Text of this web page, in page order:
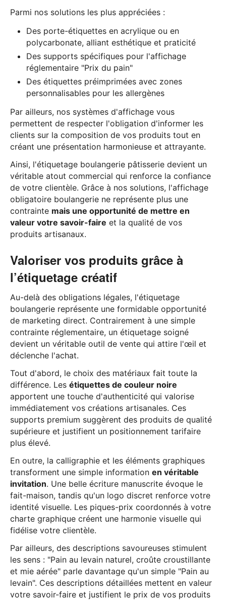
Parmi nos solutions les plus appréciées :
Des porte-étiquettes en acrylique ou en
polycarbonate, alliant esthétique et praticité
Des supports spécifiques pour l'affichage
réglementaire "Prix du pain"
Des étiquettes préimprimées avec zones
personnalisables pour les allergènes
Par ailleurs, nos systèmes d'affichage vous
permettent de respecter l'obligation d'informer les
clients sur la composition de vos produits tout en
créant une présentation harmonieuse et attrayante.
Ainsi, l'étiquetage boulangerie pâtisserie devient un
véritable atout commercial qui renforce la confiance
de votre clientèle. Grâce à nos solutions, l'affichage
obligatoire boulangerie ne représente plus une
contrainte mais une opportunité de mettre en
valeur votre savoir-faire et la qualité de vos
produits artisanaux.
Valoriser vos produits grâce à
l’étiquetage créatif
Au-delà des obligations légales, l'étiquetage
boulangerie représente une formidable opportunité
de marketing direct. Contrairement à une simple
contrainte réglementaire, un étiquetage soigné
devient un véritable outil de vente qui attire l'œil et
déclenche l'achat.
Tout d'abord, le choix des matériaux fait toute la
différence. Les étiquettes de couleur noire
apportent une touche d'authenticité qui valorise
immédiatement vos créations artisanales. Ces
supports premium suggèrent des produits de qualité
supérieure et justifient un positionnement tarifaire
plus élevé.
En outre, la calligraphie et les éléments graphiques
transforment une simple information en véritable
invitation. Une belle écriture manuscrite évoque le
fait-maison, tandis qu'un logo discret renforce votre
identité visuelle. Les piques-prix coordonnés à votre
charte graphique créent une harmonie visuelle qui
fidélise votre clientèle.
Par ailleurs, des descriptions savoureuses stimulent
les sens : "Pain au levain naturel, croûte croustillante
et mie aérée" parle davantage qu'un simple "Pain au
levain". Ces descriptions détaillées mettent en valeur
votre savoir-faire et justifient le prix de vos produits